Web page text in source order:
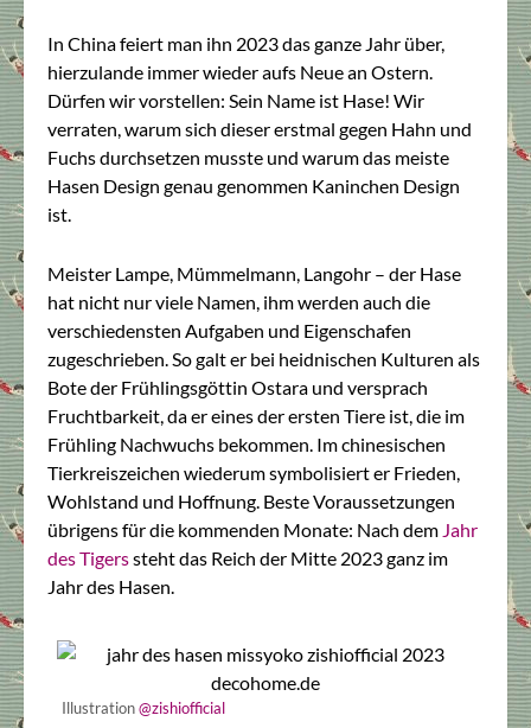
In China feiert man ihn 2023 das ganze Jahr über,
hierzulande immer wieder aufs Neue an Ostern.
Dürfen wir vorstellen: Sein Name ist Hase! Wir
verraten, warum sich dieser erstmal gegen Hahn und
Fuchs durchsetzen musste und warum das meiste
Hasen Design genau genommen Kaninchen Design
ist.
Meister Lampe, Mümmelmann, Langohr – der Hase
hat nicht nur viele Namen, ihm werden auch die
verschiedensten Aufgaben und Eigenschafen
zugeschrieben. So galt er bei heidnischen Kulturen als
Bote der Frühlingsgöttin Ostara und versprach
Fruchtbarkeit, da er eines der ersten Tiere ist, die im
Frühling Nachwuchs bekommen. Im chinesischen
Tierkreiszeichen wiederum symbolisiert er Frieden,
Wohlstand und Hoffnung. Beste Voraussetzungen
übrigens für die kommenden Monate: Nach dem Jahr
des Tigerssteht das Reich der Mitte 2023 ganz im
Jahr des Hasen.
Illustration@zishiofficial